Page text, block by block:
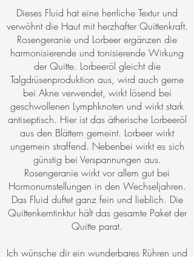
Dieses Fluid hat eine herrliche Textur und
verwöhnt die Haut mit herzhafter Quittenkraft.
Rosengeranie und Lorbeer ergänzen die
harmonisierende und tonisierende Wirkung
der Quitte. Lorbeeröl gleicht die
Talgdrüsenproduktion aus, wird auch gerne
bei Akne verwendet, wirkt lösend bei
geschwollenen Lymphknoten und wirkt stark
antiseptisch. Hier ist das ätherische Lorbeeröl
aus den Blättern gemeint. Lorbeer wirkt
ungemein straffend. Nebenbei wirkt es sich
günstig bei Verspannungen aus.
Rosengeranie wirkt vor allem gut bei
Hormonumstellungen in den Wechseljahren.
Das Fluid duftet ganz fein und lieblich. Die
Quittenkerntinktur hält das gesamte Paket der
Quitte parat.
Ich wünsche dir ein wunderbares Rühren und